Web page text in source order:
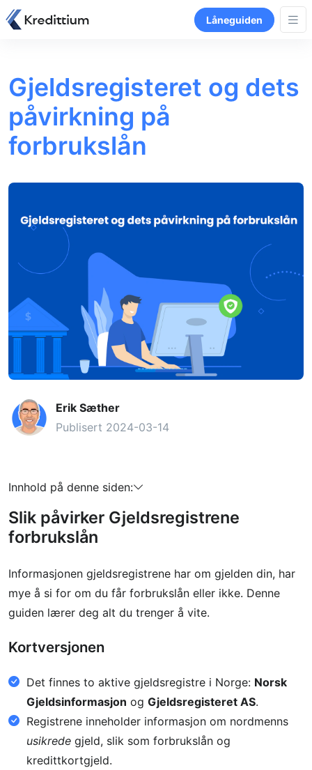
Låneguiden
Gjeldsregisteret og dets
påvirkning på
forbrukslån
Erik Sæther
Publisert 2024-03-14
Innhold på denne siden:
Slik påvirker Gjeldsregistrene
forbrukslån
Informasjonen gjeldsregistrene har om gjelden din, har
mye å si for om du får forbrukslån eller ikke. Denne
guiden lærer deg alt du trenger å vite.
Kortversjonen
Det finnes to aktive gjeldsregistre i Norge: Norsk
Gjeldsinformasjon og Gjeldsregisteret AS.
Registrene inneholder informasjon om nordmenns
usikrede gjeld, slik som forbrukslån og
kredittkortgjeld.